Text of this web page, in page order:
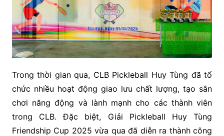
Trong thời gian qua, CLB Pickleball Huy Tùng đã tổ
chức nhiều hoạt động giao lưu chất lượng, tạo sân
chơi năng động và lành mạnh cho các thành viên
trong CLB. Đặc biệt, Giải Pickleball Huy Tùng
Friendship Cup 2025 vừa qua đã diễn ra thành công